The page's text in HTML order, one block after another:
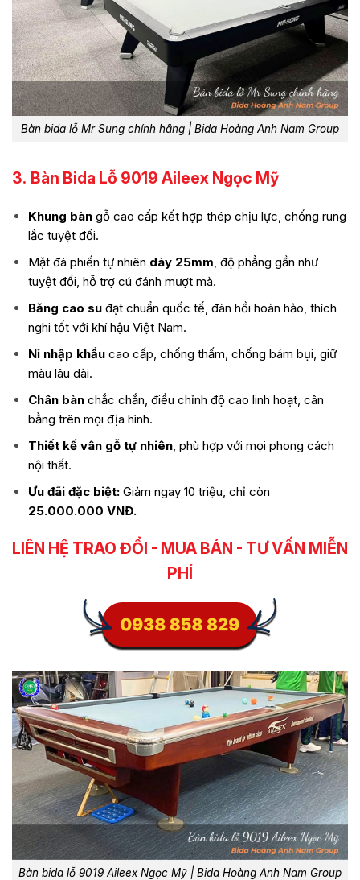
Bàn bida lỗ Mr Sung chính hãng | Bida Hoàng Anh Nam Group
3. Bàn Bida Lỗ 9019 Aileex Ngọc Mỹ
Khung bàn gỗ cao cấp kết hợp thép chịu lực, chống rung
lắc tuyệt đối.
Mặt đá phiến tự nhiên dày 25mm , độ phẳng gần như
tuyệt đối, hỗ trợ cú đánh mượt mà.
Băng cao suđạt chuẩn quốc tế, đàn hồi hoàn hảo, thích
nghi tốt với khí hậu Việt Nam.
Nỉ nhập khẩucao cấp, chống thấm, chống bám bụi, giữ
màu lâu dài.
Chân bànchắc chắn, điều chỉnh độ cao linh hoạt, cân
bằng trên mọi địa hình.
Thiết kế vân gỗ tự nhiên, phù hợp với mọi phong cách
nội thất.
Ưu đãi đặc biệt:Giảm ngay 10 triệu, chỉ còn
25.000.000 VNĐ.
LIÊN HỆ TRAO ĐỔI - MUA BÁN - TƯ VẤN MIỄN
PHÍ
Bàn bida lỗ 9019 Aileex Ngọc Mỹ | Bida Hoàng Anh Nam Group